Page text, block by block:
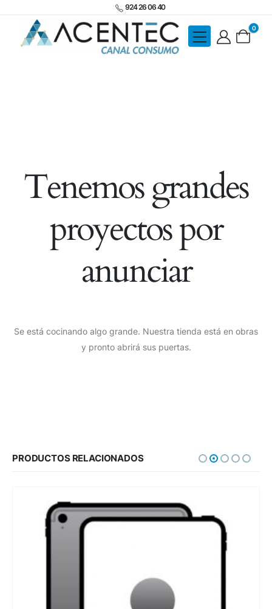
924 26 06 40
0
Tenemos grandes
proyectos por
anunciar
Se está cocinando algo grande. Nuestra tienda está en obras
y pronto abrirá sus puertas.
PRODUCTOS RELACIONADOS